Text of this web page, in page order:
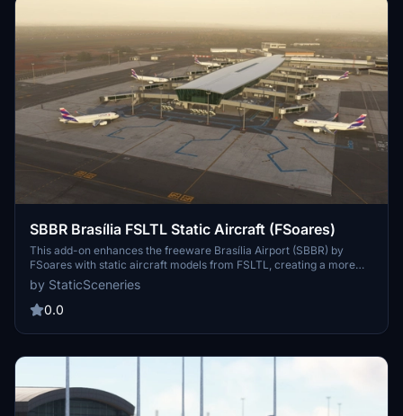
SBBR Brasília FSLTL Static Aircraft (FSoares)
This add-on enhances the freeware Brasília Airport (SBBR) by
FSoares with static aircraft models from FSLTL, creating a more
vibrant airport environment without the need for the FSLTL Injector.
Users must ensure that in-sim traffic is turned off to avoid
overlapping models and should have the FSLTL Base models
placement of static aircraft, and there is no impact on frame rates.
by StaticSceneries
0.0